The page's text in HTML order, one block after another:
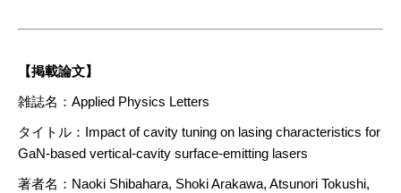
【掲載論文】
雑誌名：Applied Physics Letters
タイトル：Impact of cavity tuning on lasing characteristics for
GaN-based vertical-cavity surface-emitting lasers
著者名：Naoki Shibahara, Shoki Arakawa, Atsunori Tokushi,